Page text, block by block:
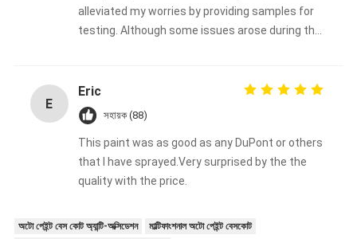
alleviated my worries by providing samples for
testing. Although some issues arose during the
will continue to support them in the long term
E
Eric
সহায়ক (88)
This paint was as good as any DuPont or others
that I have sprayed.Very surprised by the the
quality with the price.
অটো পেইন্ট বেস কোট অ্যান্টি-অক্সিডেশন
মাল্টিফাংশনাল অটো পেইন্ট বেসকোট